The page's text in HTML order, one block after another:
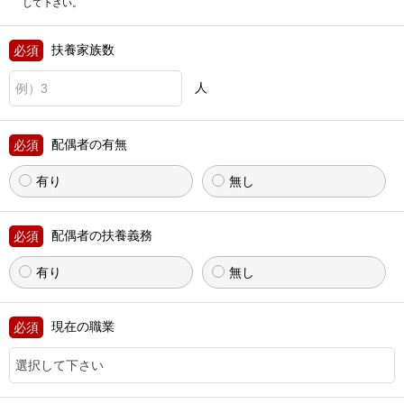
して下さい。
扶養家族数
人
配偶者の有無
有り 無し
配偶者の扶養義務
有り 無し
現在の職業